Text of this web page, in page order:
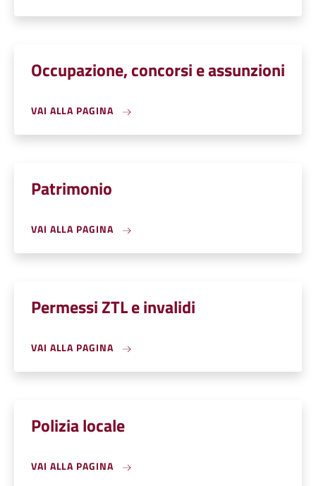
Occupazione, concorsi e assunzioni
VAI ALLA PAGINA
Patrimonio
VAI ALLA PAGINA
Permessi ZTL e invalidi
VAI ALLA PAGINA
Polizia locale
VAI ALLA PAGINA